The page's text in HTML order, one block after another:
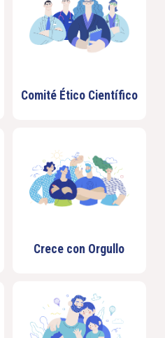
Comité Ético Científico
Crece con Orgullo